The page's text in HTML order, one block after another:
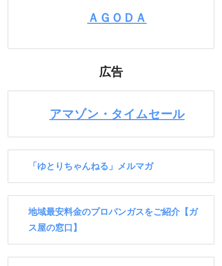
ＡＧＯＤＡ
広告
アマゾン・タイムセール
「ゆとりちゃんねる」メルマガ
地域最安料金のプロパンガスをご紹介【ガ
ス屋の窓口】